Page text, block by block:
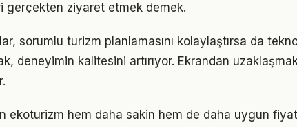
gerçekten ziyaret etmek demek.
sorumlu turizm planlamasını kolaylaştırsa da
deneyimin kalitesini artırıyor. Ekrandan
ekoturizm hem daha sakin hem de daha uygun